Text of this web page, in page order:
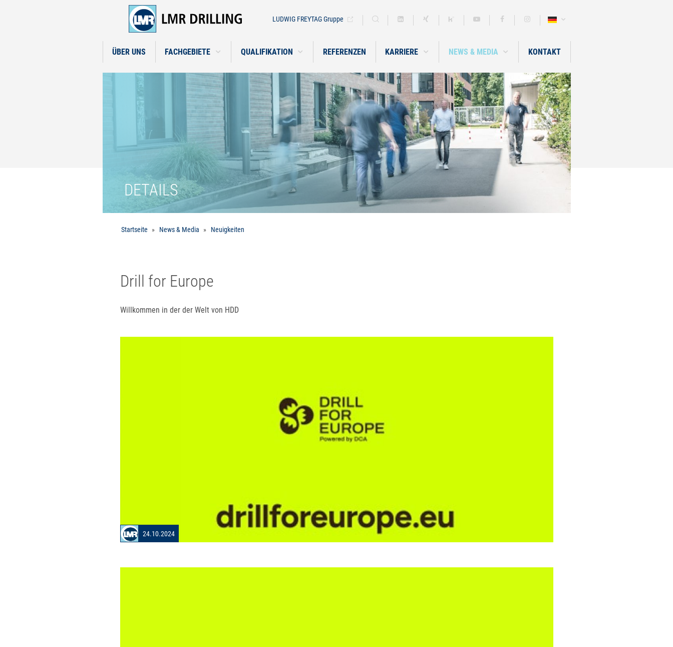
LUDWIG FREYTAG Gruppe
ÜBER UNS FACHGEBIETE QUALIFIKATION REFERENZEN KARRIERE NEWS & MEDIA KONTAKT
DETAILS
Startseite News & Media Neuigkeiten
Drill for Europe
Willkommen in der der Welt von HDD
24.10.2024